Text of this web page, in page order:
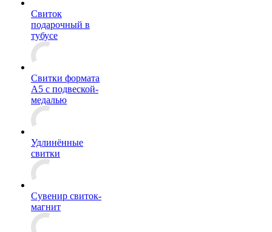
Свиток
подарочный в
тубусе
Свитки формата
А5 с подвеской-
медалью
Удлинённые
свитки
Сувенир свиток-
магнит